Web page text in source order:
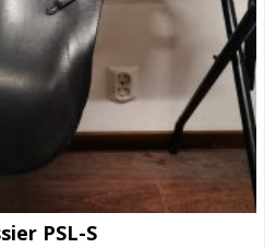
PSL-S